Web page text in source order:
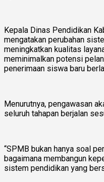
Kepala Dinas Pendidikan
mengatakan perubahan
meningkatkan kualitas
meminimalkan potensi
penerimaan siswa baru
Menurutnya, pengawasan
seluruh tahapan berjalan
“SPMB bukan hanya soal
bagaimana membangun
sistem pendidikan yang